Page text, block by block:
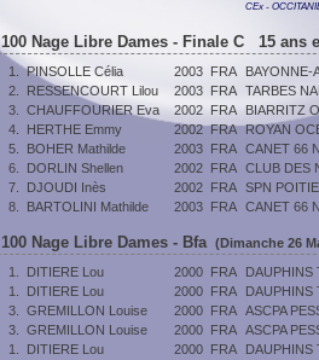
CEx -
100 Nage Libre Dames - Finale C 15 ans
1. PINSOLLE Célia 2003 FRA
BAYONNE-
2.
RESSENCOURT Lilou 2003 FRA TARBES
3.
CHAUFFOURIER Eva 2002 FRA BIARRITZ
4.
HERTHE Emmy 2002 FRA ROYAN
5.
BOHER Mathilde 2003 FRA CANET 66
6.
DORLIN Shellen 2002 FRA CLUB DES
7.
DJOUDI Inès 2002 FRA SPN
8.
BARTOLINI Mathilde 2003 FRA CANET 66
100 Nage Libre Dames - Bfa (Dimanche 26
1.
DITIERE Lou 2000 FRA
DAUPHINS
1.
DITIERE Lou 2000 FRA
DAUPHINS
3.
GREMILLON Louise 2000 FRA ASCPA
3.
GREMILLON Louise 2000 FRA ASCPA
1.
DITIERE Lou 2000 FRA
DAUPHINS